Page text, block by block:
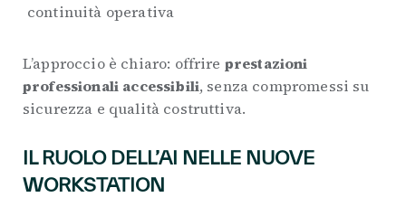
continuità operativa
L’approccio è chiaro: offrire prestazioni
professionali accessibili, senza compromessi su
sicurezza e qualità costruttiva.
IL RUOLO DELL’AI NELLE NUOVE
WORKSTATION